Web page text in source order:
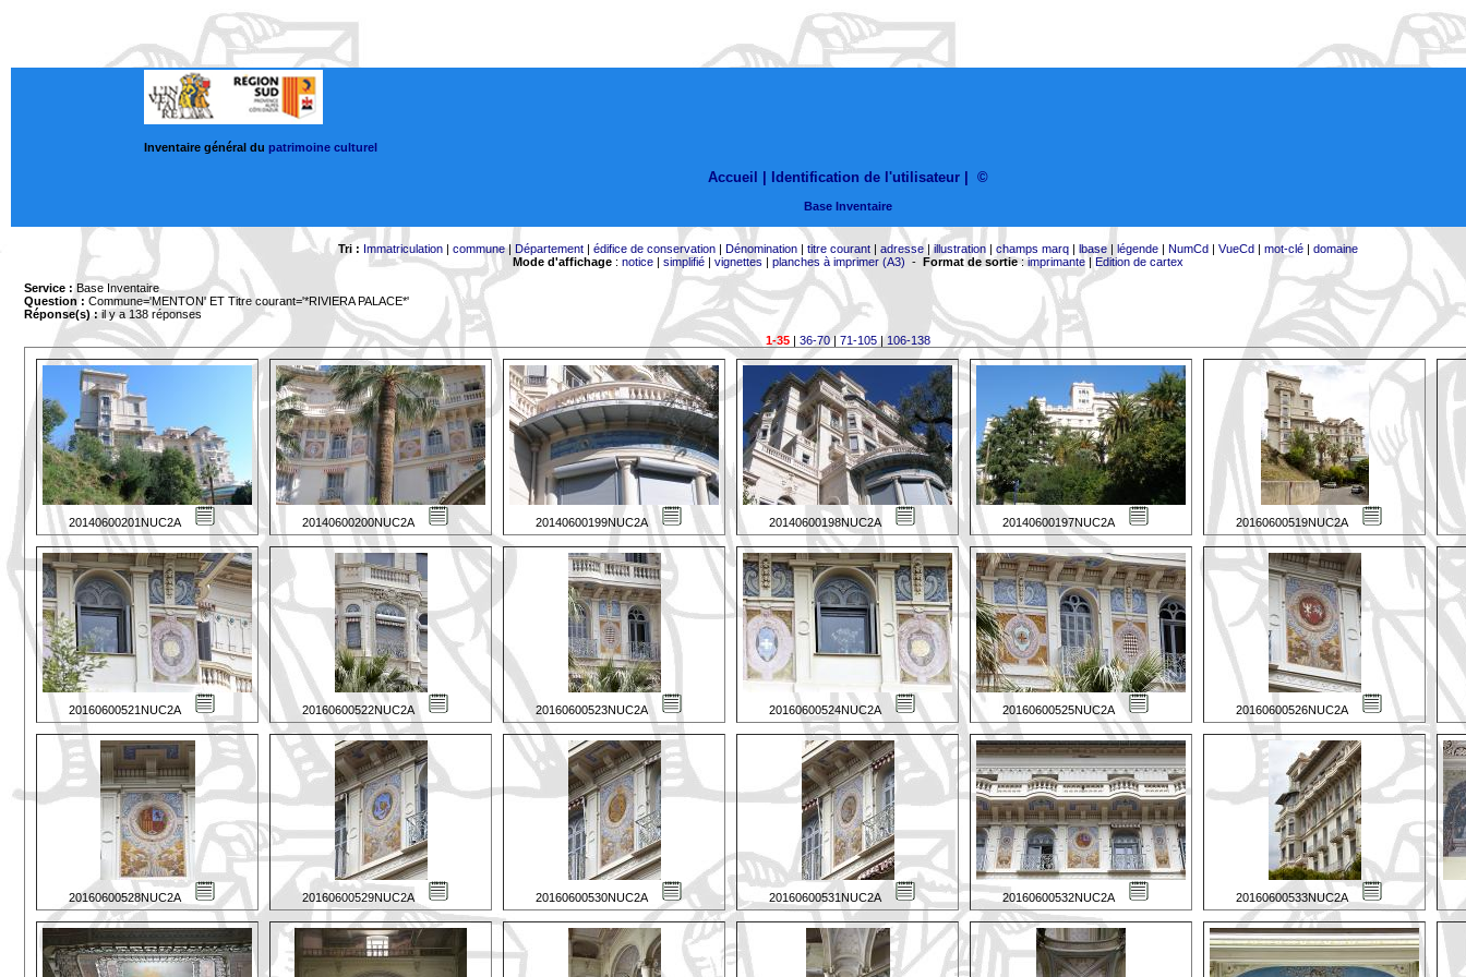
Inventaire général du patrimoine culturel
Accueil | Identification de l'utilisateur ©
Base Inventaire
Tri : Immatriculation| commune| Département| édifice de conservation| Dénomination| titre courant| adresse|illustration| champs marq| lbase| légende| NumCd| VueCd| mot-clé| domaine
Mode d'affichage: notice| simplifié| vignettes | planches à imprimer (A3) - Format de sortie:imprimante| Edition de cartex
Service : Base Inventaire
Question : Commune='MENTON' ET Titre courant='*RIVIERA PALACE*'
Réponse(s) :il y a 138 réponses
1-35| 36-70| 71-105|106-138
20140600201NUC2A 20140600200NUC2A 20140600199NUC2A 20140600198NUC2A 20140600197NUC2A 20160600519NUC2A
20160600521NUC2A 20160600522NUC2A 20160600523NUC2A 20160600524NUC2A 20160600525NUC2A 20160600526NUC2A
20160600528NUC2A 20160600529NUC2A 20160600530NUC2A 20160600531NUC2A 20160600532NUC2A 20160600533NUC2A